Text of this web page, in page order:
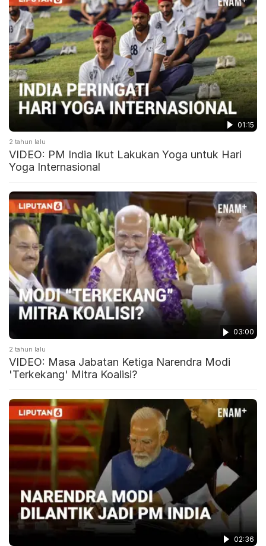
01:15
2 tahun lalu
VIDEO: PM India Ikut Lakukan Yoga untuk Hari
Yoga Internasional
03:00
2 tahun lalu
VIDEO: Masa Jabatan Ketiga Narendra Modi
'Terkekang' Mitra Koalisi?
02:36